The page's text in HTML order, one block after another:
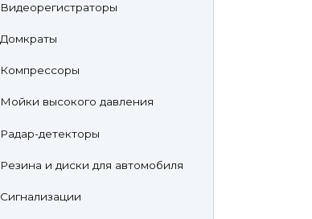
Видеорегистраторы
Домкраты
Компрессоры
Мойки высокого давления
Радар-детекторы
Резина и диски для автомобиля
Сигнализации